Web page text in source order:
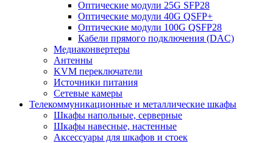
Оптические модули 25G SFP28
Оптические модули 40G QSFP+
Оптические модули 100G QSFP28
Кабели прямого подключения (DAC)
Медиаконвертеры
Антенны
KVM переключатели
Источники питания
Сетевые камеры
Телекоммуникационные и металлические шкафы
Шкафы напольные, серверные
Шкафы навесные, настенные
Аксессуары для шкафов и стоек